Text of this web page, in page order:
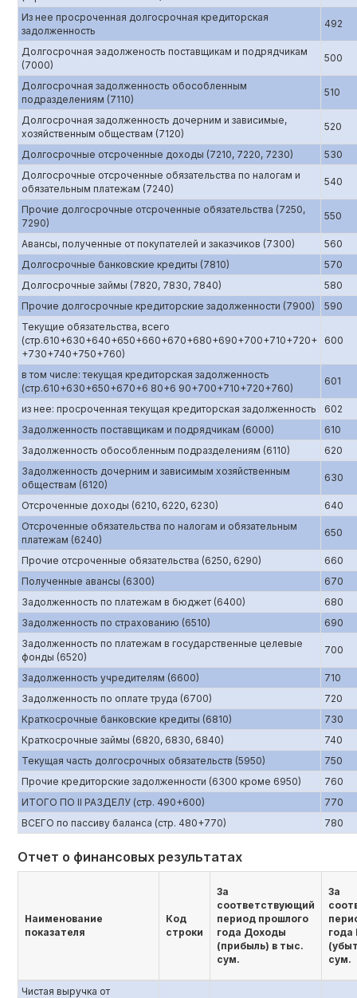
Из нее просроченная долгосрочная кредиторская
задолженность
492
Долгосрочная эадолженость поставщикам и подрядчикам
(7000)
500
Долгосрочная задолженность обособленным
подразделениям (7110)
510
Долгосрочная задолженность дочерним и зависимые,
хозяйственным обществам (7120)
520
Долгосрочные отсроченные доходы (7210, 7220, 7230)
530
Долгосрочные отсроченные обязательства по налогам и
обязательным платежам (7240)
540
Прочие долгосрочные отсроченные обязательства (7250,
7290)
550
Авансы, полученные от покупателей и заказчиков (7300)
560
Долгосрочные банковские кредиты (7810)
570
Долгосрочные займы (7820, 7830, 7840)
580
Прочие долгосрочные кредиторские задолженности (7900)
590
Текущие обязательства, всего
(стр.610+630+640+650+660+670+680+690+700+710+720+
+730+740+750+760)
600
в том числе: текущая кредиторская задолженность
(стр.610+630+650+670+6 80+6 90+700+710+720+760)
601
из нее: просроченная текущая кредиторская задолженность
602
Задолженность поставщикам и подрядчикам (6000)
610
Задолженность обособленным подразделениям (6110)
620
Задолженность дочерним и зависимым хозяйственным
обществам (6120)
630
Отсроченные доходы (6210, 6220, 6230)
640
Отсроченные обязательства по налогам и обязательным
платежам (6240)
650
Прочие отсроченные обязательства (6250, 6290)
660
Полученные авансы (6300)
670
Задолженность по платежам в бюджет (6400)
680
Задолженность по страхованию (6510)
690
Задолженность по платежам в государственные целевые
фонды (6520)
700
Задолженность учредителям (6600)
710
Задолженность по оплате труда (6700)
720
Краткосрочные банковские кредиты (6810)
730
Краткосрочные займы (6820, 6830, 6840)
740
Текущая часть долгосрочных обязательств (5950)
750
Прочие кредиторские задолженности (6300 кроме 6950)
760
ИТОГО ПО II РАЗДЕЛУ (стр. 490+600)
770
ВСЕГО по пассиву баланса (стр. 480+770)
780
Отчет о финансовых результатах
Наименование
показателя
Код
строки
За
соответствующий
период прошлого
года Доходы
(прибыль) в тыс.
сум.
За
года
сум.
Чистая выручка от